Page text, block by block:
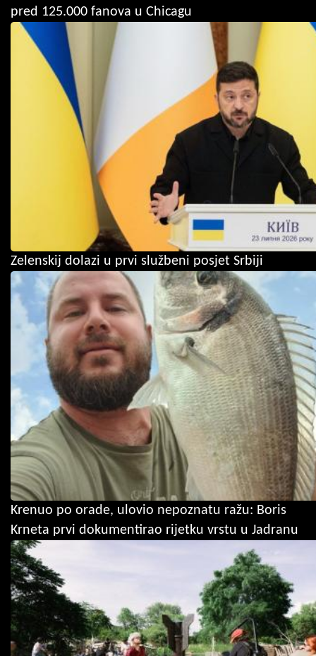
pred 125.000 fanova u Chicagu
Zelenskij dolazi u prvi službeni posjet Srbiji
Krenuo po orade, ulovio nepoznatu ražu: Boris
Krneta prvi dokumentirao rijetku vrstu u Jadranu